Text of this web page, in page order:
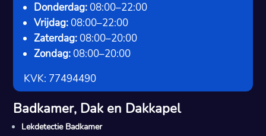
Donderdag: 08:00–22:00
Vrijdag: 08:00–22:00
Zaterdag: 08:00–20:00
Zondag: 08:00–20:00
KVK: 77494490
Badkamer, Dak en Dakkapel
Lekdetectie Badkamer